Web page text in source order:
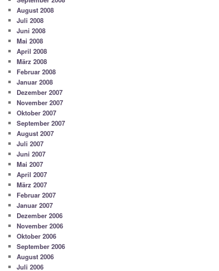
August 2008
Juli 2008
Juni 2008
Mai 2008
April 2008
März 2008
Februar 2008
Januar 2008
Dezember 2007
November 2007
Oktober 2007
September 2007
August 2007
Juli 2007
Juni 2007
Mai 2007
April 2007
März 2007
Februar 2007
Januar 2007
Dezember 2006
November 2006
Oktober 2006
September 2006
August 2006
Juli 2006